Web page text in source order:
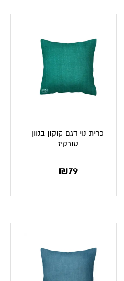
כרית נוי דגם קוקון בגוון
טורקיז
₪79